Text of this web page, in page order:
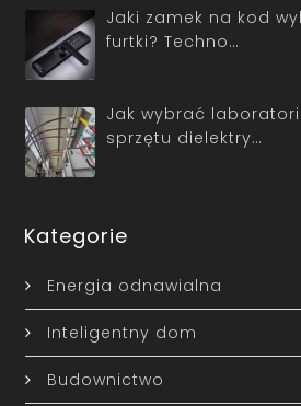
Jaki zamek na kod
furtki? Techno…
Jak wybrać
sprzętu dielektry…
Kategorie
Energia odnawialna
Inteligentny dom
Budownictwo